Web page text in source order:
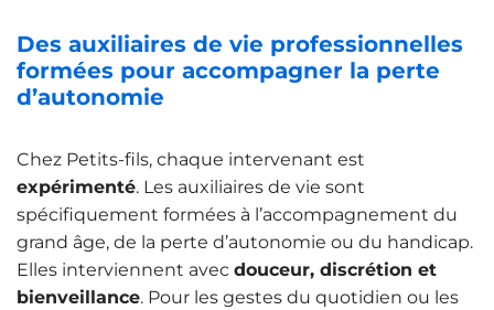
Des auxiliaires de vie professionnelles
formées pour accompagner la perte
d’autonomie
Chez Petits-fils, chaque intervenant est
expérimenté. Les auxiliaires de vie sont
spécifiquement formées à l’accompagnement du
grand âge, de la perte d’autonomie ou du handicap.
Elles interviennent avec douceur, discrétion et
bienveillance. Pour les gestes du quotidien ou les